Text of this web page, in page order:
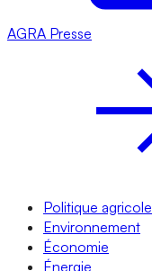
AGRA Presse
Politique agricole
Environnement
Économie
Énergie